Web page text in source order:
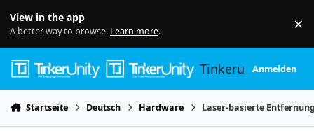
View in the app
A better way to browse. Learn more. ×
TinkerunityAnmelden
Startseite Deutsch Hardware Laser-basierte